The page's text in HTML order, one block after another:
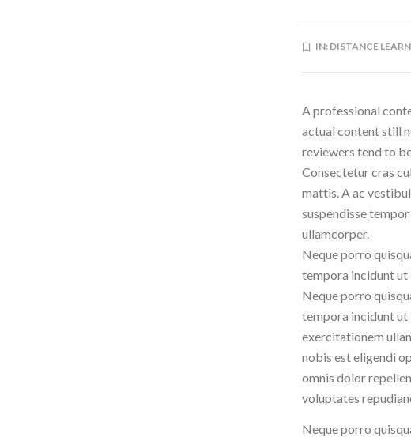
IN: DISTANCE
A professional
actual content still
reviewers tend to
Consectetur cras
mattis. A ac
suspendisse
ullamcorper.
Neque porro
tempora incidunt ut
Neque porro
tempora incidunt ut
exercitationem
nobis est eligendi
omnis dolor
voluptates
Neque porro